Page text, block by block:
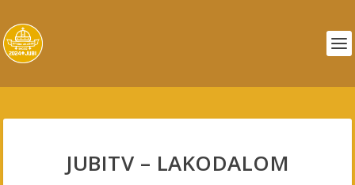
JUBITV – LAKODALOM